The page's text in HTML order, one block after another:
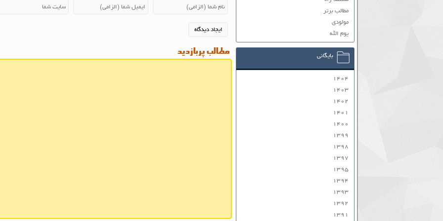
مطالب پربازدید
مطالب برتر
مولودی
یوم الله
بایگانی
۱۴۰۴
۱۴۰۳
۱۴۰۲
۱۴۰۱
۱۴۰۰
۱۳۹۹
۱۳۹۸
۱۳۹۷
۱۳۹۵
۱۳۹۴
۱۳۹۳
۱۳۹۲
۱۳۹۱